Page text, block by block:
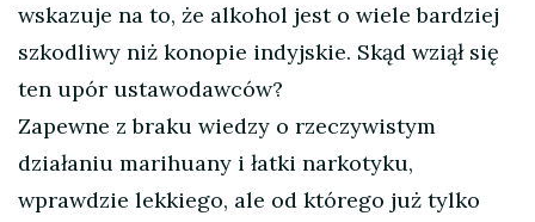
wskazuje na to, że alkohol jest o wiele bardziej
szkodliwy niż konopie indyjskie. Skąd wziął się
ten upór ustawodawców?
Zapewne z braku wiedzy o rzeczywistym
działaniu marihuany i łatki narkotyku,
wprawdzie lekkiego, ale od którego już tylko